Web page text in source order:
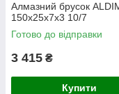
Алмазний брусок
150х25х7х3 10/7
Готово до відправки
3 415 ₴
Купити